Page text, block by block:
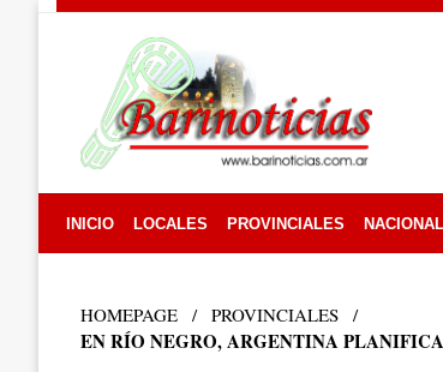
INICIO LOCALES PROVINCIALES
HOMEPAGE PROVINCIALES
EN RÍO NEGRO, ARGENTINA